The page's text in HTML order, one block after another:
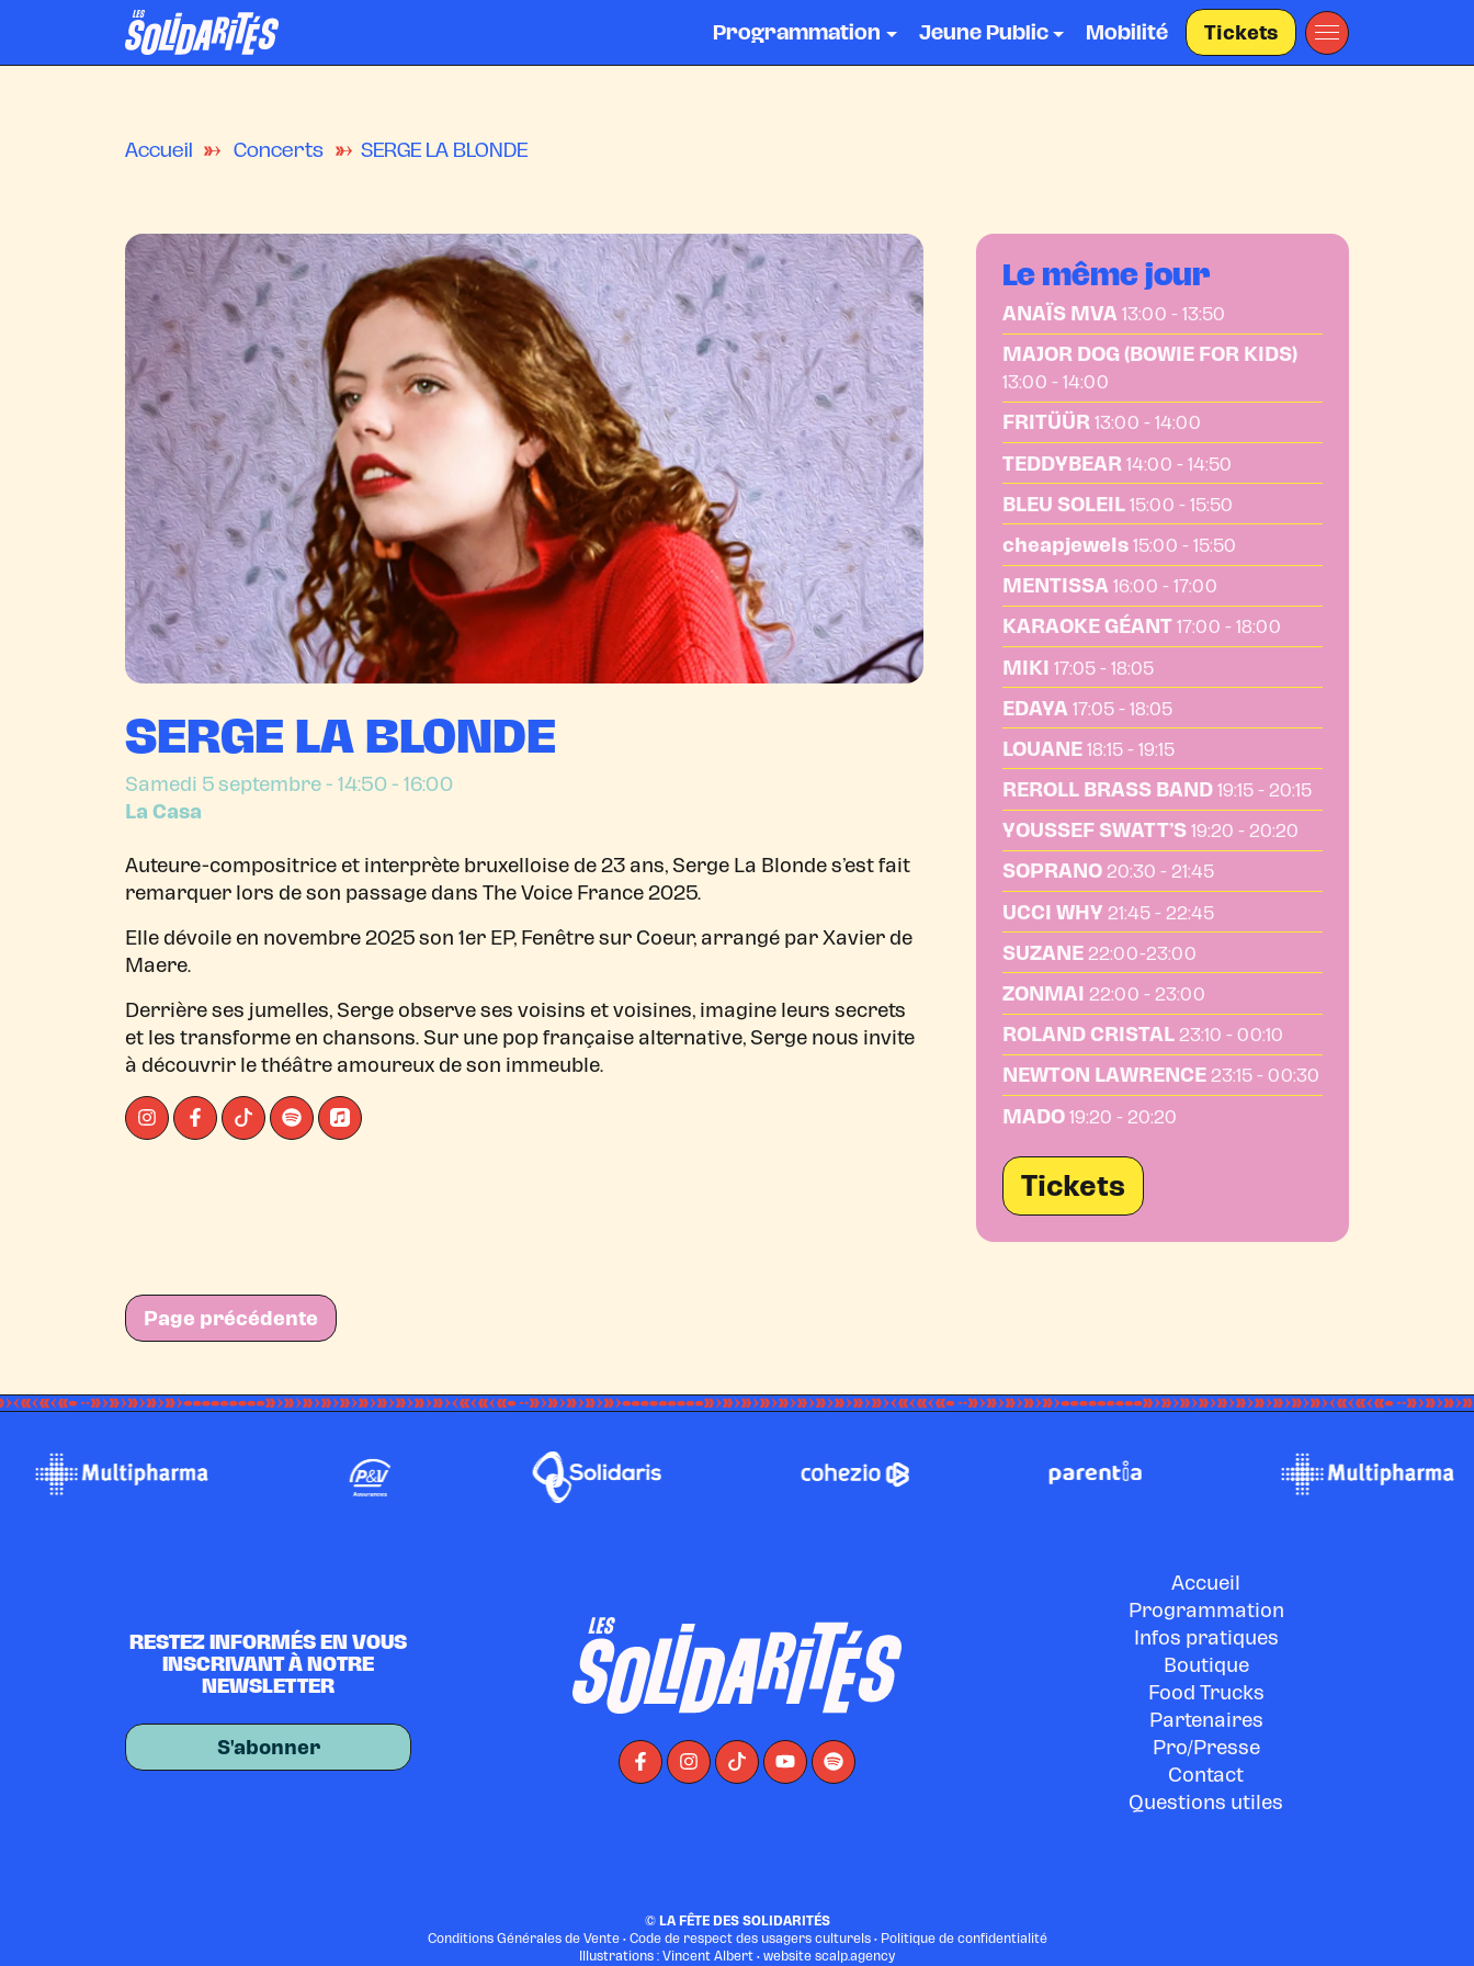
Programmation Jeune Public Mobilité Tickets
Accueil Concerts SERGE LA BLONDE
SERGE LA BLONDE
Samedi 5 septembre- 14:50 - 16:00
La Casa
Auteure-compositrice et interprète bruxelloise de 23 ans, Serge La Blonde s’est fait
remarquer lors de son passage dans The Voice France 2025.
Elle dévoile en novembre 2025 son 1er EP, Fenêtre sur Coeur, arrangé par Xavier de
Maere.
Derrière ses jumelles, Serge observe ses voisins et voisines, imagine leurs secrets
et les transforme en chansons. Sur une pop française alternative, Serge nous invite
à découvrir le théâtre amoureux de son immeuble.
Le même jour
ANAÏS MVA13:00 - 13:50
MAJOR DOG (BOWIE FOR KIDS)
13:00 - 14:00
FRITÜÜR13:00 - 14:00
TEDDYBEAR14:00 - 14:50
BLEU SOLEIL15:00 - 15:50
cheapjewels15:00 - 15:50
MENTISSA16:00 - 17:00
KARAOKE GÉANT17:00 - 18:00
MIKI17:05 - 18:05
EDAYA17:05 - 18:05
LOUANE18:15 - 19:15
REROLL BRASS BAND19:15 - 20:15
YOUSSEF SWATT’S19:20 - 20:20
SOPRANO20:30 - 21:45
UCCI WHY21:45 - 22:45
SUZANE22:00-23:00
ZONMAI22:00 - 23:00
ROLAND CRISTAL23:10 - 00:10
NEWTON LAWRENCE23:15 - 00:30
MADO19:20 - 20:20
Tickets
Page précédente
RESTEZ INFORMÉS EN VOUS
INSCRIVANT À NOTRE
NEWSLETTER
S'abonner
Accueil
Programmation
Infos pratiques
Boutique
Food Trucks
Partenaires
Pro/Presse
Contact
Questions utiles
©LA FÊTE DES SOLIDARITÉS
Conditions Générales de Vente•Code de respect des usagers culturels•Politique de confidentialité
Illustrations : Vincent Albert • websitescalp.agency